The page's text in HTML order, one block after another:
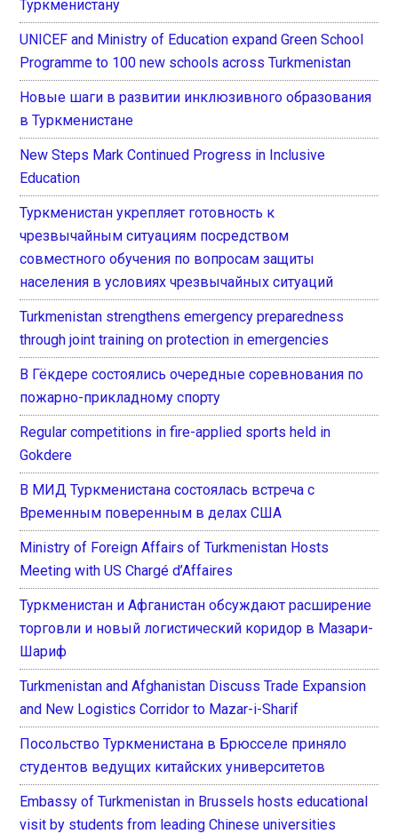
Туркменистану
UNICEF and Ministry of Education expand Green School
Programme to 100 new schools across Turkmenistan
Новые шаги в развитии инклюзивного образования
в Туркменистане
New Steps Mark Continued Progress in Inclusive
Education
Туркменистан укрепляет готовность к
чрезвычайным ситуациям посредством
совместного обучения по вопросам защиты
населения в условиях чрезвычайных ситуаций
Turkmenistan strengthens emergency preparedness
through joint training on protection in emergencies
В Гёкдере состоялись очередные соревнования по
пожарно-прикладному спорту
Regular competitions in fire-applied sports held in
Gokdere
В МИД Туркменистана состоялась встреча с
Временным поверенным в делах США
Ministry of Foreign Affairs of Turkmenistan Hosts
Meeting with US Chargé d’Affaires
Туркменистан и Афганистан обсуждают расширение
торговли и новый логистический коридор в Мазари-
Шариф
Turkmenistan and Afghanistan Discuss Trade Expansion
and New Logistics Corridor to Mazar-i-Sharif
Посольство Туркменистана в Брюсселе приняло
студентов ведущих китайских университетов
Embassy of Turkmenistan in Brussels hosts educational
visit by students from leading Chinese universities